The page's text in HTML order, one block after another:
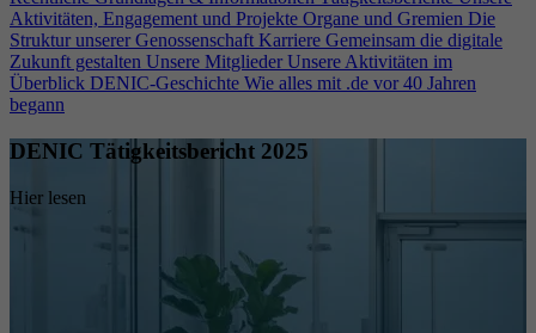
Aktivitäten, Engagement und Projekte Organe und Gremien Die
Struktur unserer Genossenschaft Karriere Gemeinsam die digitale
Zukunft gestalten Unsere Mitglieder Unsere Aktivitäten im
Überblick DENIC-Geschichte Wie alles mit .de vor 40 Jahren
begann
DENIC Tätigkeitsbericht 2025
Hier lesen